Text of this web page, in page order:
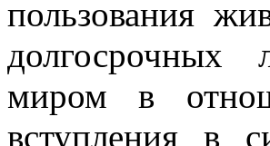
пользования
долгосрочных
миром в
вступления в